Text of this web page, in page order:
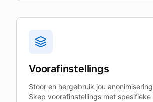
Voorafinstellings
Stoor en hergebruik jou
Skep voorafinstellings met